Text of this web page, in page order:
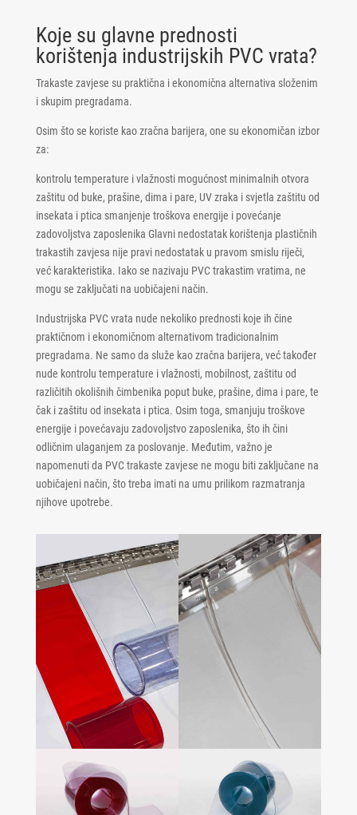
Koje su glavne prednosti
korištenja industrijskih PVC vrata?
Trakaste zavjese su praktična i ekonomična alternativa složenim
i skupim pregradama.
Osim što se koriste kao zračna barijera, one su ekonomičan izbor
za:
kontrolu temperature i vlažnosti mogućnost minimalnih otvora
zaštitu od buke, prašine, dima i pare, UV zraka i svjetla zaštitu od
insekata i ptica smanjenje troškova energije i povećanje
zadovoljstva zaposlenika Glavni nedostatak korištenja plastičnih
trakastih zavjesa nije pravi nedostatak u pravom smislu riječi,
već karakteristika. Iako se nazivaju PVC trakastim vratima, ne
mogu se zaključati na uobičajeni način.
Industrijska PVC vrata nude nekoliko prednosti koje ih čine
praktičnom i ekonomičnom alternativom tradicionalnim
pregradama. Ne samo da služe kao zračna barijera, već također
nude kontrolu temperature i vlažnosti, mobilnost, zaštitu od
različitih okolišnih čimbenika poput buke, prašine, dima i pare, te
čak i zaštitu od insekata i ptica. Osim toga, smanjuju troškove
energije i povećavaju zadovoljstvo zaposlenika, što ih čini
odličnim ulaganjem za poslovanje. Međutim, važno je
napomenuti da PVC trakaste zavjese ne mogu biti zaključane na
uobičajeni način, što treba imati na umu prilikom razmatranja
njihove upotrebe.